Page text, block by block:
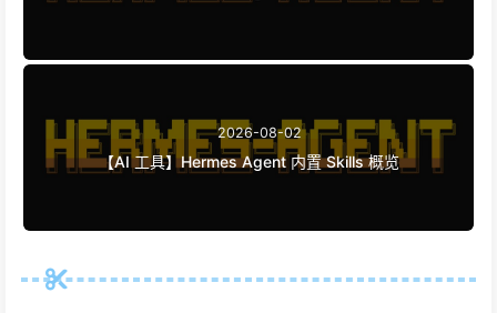
2026-08-02
【AI 工具】Hermes Agent 内置 Skills 概览